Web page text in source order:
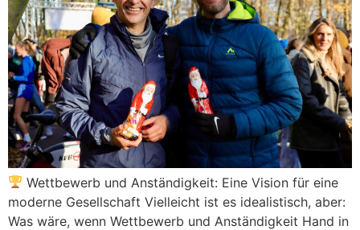
Wettbewerb und Anständigkeit: Eine Vision für eine
moderne Gesellschaft Vielleicht ist es idealistisch, aber:
Was wäre, wenn Wettbewerb und Anständigkeit Hand in